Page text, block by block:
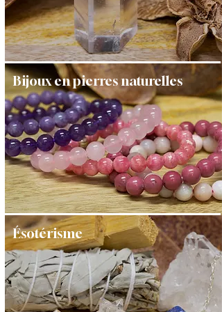
Bijoux en pierres naturelles
Ésotérisme